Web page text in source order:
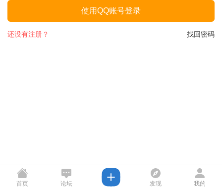
使用QQ账号登录
找回密码
还没有注册？
首页 论坛 发现 我的